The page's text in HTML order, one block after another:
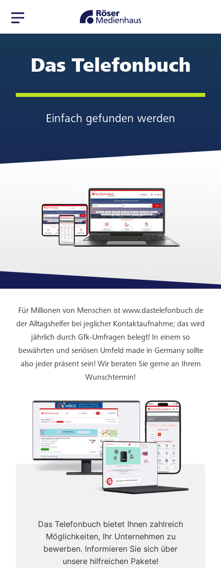
Navigation
Seiteninhalt
Das Telefonbuch
Einfach gefunden werden
Für Millionen von Menschen ist www.dastelefonbuch.de
der Alltagshelfer bei jeglicher Kontaktaufnahme; das wird
jährlich durch Gfk-Umfragen belegt! In einem so
bewährten und seriösen Umfeld made in Germany sollte
also jeder präsent sein! Wir beraten Sie gerne an Ihrem
Wunschtermin!
Das Telefonbuch bietet Ihnen zahlreich
Möglichkeiten, Ihr Unternehmen zu
bewerben. Informieren Sie sich über
unsere hilfreichen Pakete!